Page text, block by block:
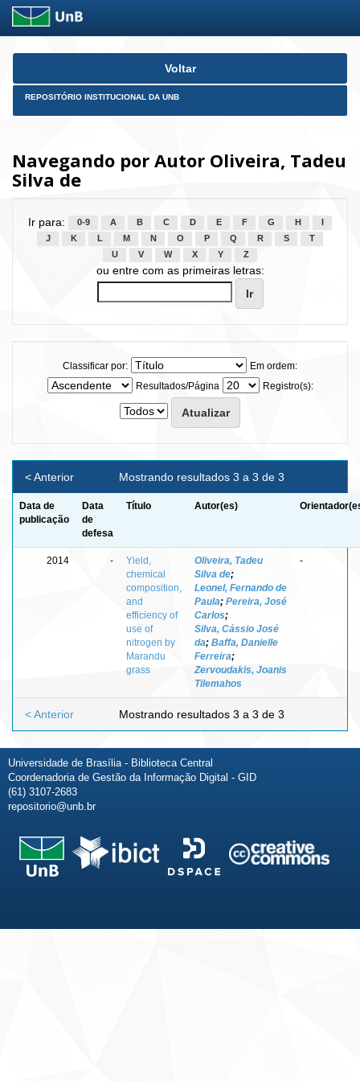
Skip
Voltar
REPOSITÓRIO INSTITUCIONAL DA UNB
Navegando por Autor Oliveira, Tadeu
Silva de
Ir para: 0-9 A B C D E F G H
J
K L M N O P Q R S
T
U
V W X Y Z
ou entre com as primeiras letras:
Classificar por:
Em ordem:
Resultados/Página
Registro(s):
Mostrando resultados 3 a 3 de 3
< Anterior
Data de
publicação
Data
de
defesa
Título Autor(es)
2014 -
Yield,
chemical
composition,
and
efficiency of
use of
nitrogen by
Marandu
grass
Oliveira, Tadeu
Silva de;
Leonel, Fernando de
Paula; Pereira, José
Carlos;
Silva, Cássio José
da; Baffa, Danielle
Ferreira;
Zervoudakis, Joanis
Tilemahos
-
Mostrando resultados 3 a 3 de 3
< Anterior
Universidade de Brasília - Biblioteca Central
Coordenadoria de Gestão da Informação Digital - GID
(61) 3107-2683
repositorio@unb.br